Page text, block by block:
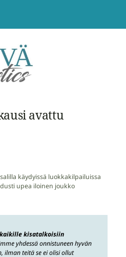
avattu
käydyissä luokkakilpailuissa
upea iloinen joukko
kisatalkoisiin
yhdessä onnistuneen hyvän
ilman teitä se ei olisi ollut